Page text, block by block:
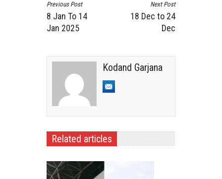
Previous Post
8 Jan To 14
Jan 2025
Next Post
18 Dec to 24
Dec
Kodand Garjana
Related articles